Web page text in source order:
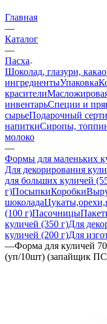
Главная
—
Каталог
—
Пасха
Шоколад, глазури, какао
ингредиентыУпаковка
красители
инвентарьСпеции и
сырьеПодарочный
напиткиСиропы,
молоко
—
Формы для маленьких
Для декорирования
для больших куличей
г)ПосыпкиКоробки
шоколада
(100 г)Пасочницы
куличей (350 г)Для
куличей (200 г)Для
—Форма для куличей
(уп/10шт) (запайщик